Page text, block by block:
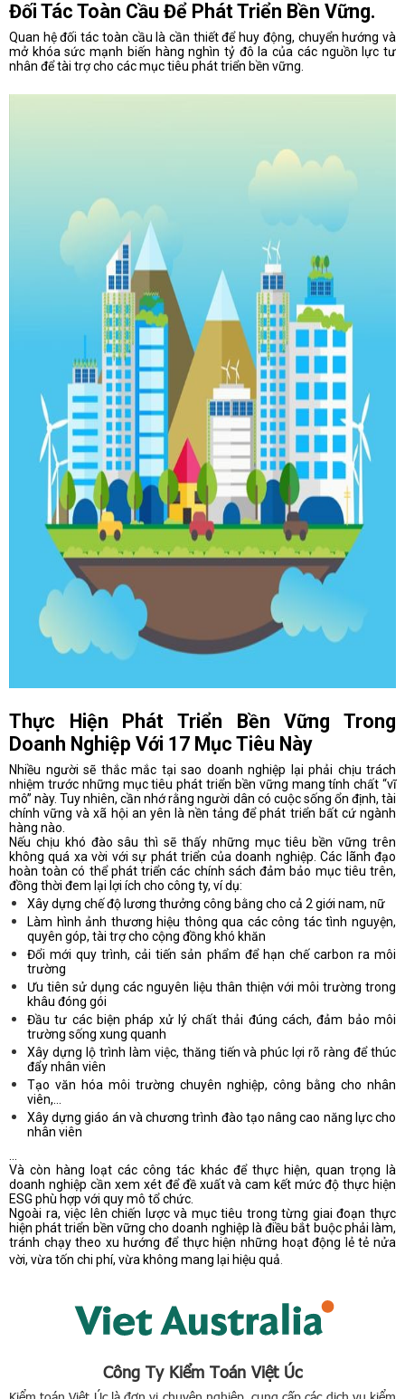
Đối Tác Toàn Cầu Để Phát Triển Bền Vững.
Quan hệ đối tác toàn cầu là cần thiết để huy động, chuyển hướng và
mở khóa sức mạnh biến hàng nghìn tỷ đô la của các nguồn lực tư
nhân để tài trợ cho các mục tiêu phát triển bền vững.
Thực Hiện Phát Triển Bền Vững Trong
Doanh Nghiệp Với 17 Mục Tiêu Này
Nhiều người sẽ thắc mắc tại sao doanh nghiệp lại phải chịu trách
nhiệm trước những mục tiêu phát triển bền vững mang tính chất “vĩ
mô” này. Tuy nhiên, cần nhớ rằng người dân có cuộc sống ổn định, tài
chính vững và xã hội an yên là nền tảng để phát triển bất cứ ngành
hàng nào.
Nếu chịu khó đào sâu thì sẽ thấy những mục tiêu bền vững trên
không quá xa vời với sự phát triển của doanh nghiệp. Các lãnh đạo
hoàn toàn có thể phát triển các chính sách đảm bảo mục tiêu trên,
đồng thời đem lại lợi ích cho công ty, ví dụ:
Xây dựng chế độ lương thưởng công bằng cho cả 2 giới nam, nữ
Làm hình ảnh thương hiệu thông qua các công tác tình nguyện,
quyên góp, tài trợ cho cộng đồng khó khăn
Đổi mới quy trình, cải tiến sản phẩm để hạn chế carbon ra môi
trường
Ưu tiên sử dụng các nguyên liệu thân thiện với môi trường trong
khâu đóng gói
Đầu tư các biện pháp xử lý chất thải đúng cách, đảm bảo môi
trường sống xung quanh
Xây dựng lộ trình làm việc, thăng tiến và phúc lợi rõ ràng để thúc
đẩy nhân viên
Tạo văn hóa môi trường chuyên nghiệp, công bằng cho nhân
viên,…
Xây dựng giáo án và chương trình đào tạo nâng cao năng lực cho
nhân viên
Và còn hàng loạt các công tác khác để thực hiện, quan trọng là
doanh nghiệp cần xem xét để đề xuất và cam kết mức độ thực hiện
ESG phù hợp với quy mô tổ chức.
Ngoài ra, việc lên chiến lược và mục tiêu trong từng giai đoạn thực
hiện phát triển bền vững cho doanh nghiệp là điều bắt buộc phải làm,
tránh chạy theo xu hướng để thực hiện những hoạt động lẻ tẻ nửa
vời, vừa tốn chi phí, vừa không mang lại hiệu quả
Công Ty Kiểm Toán Việt Úc